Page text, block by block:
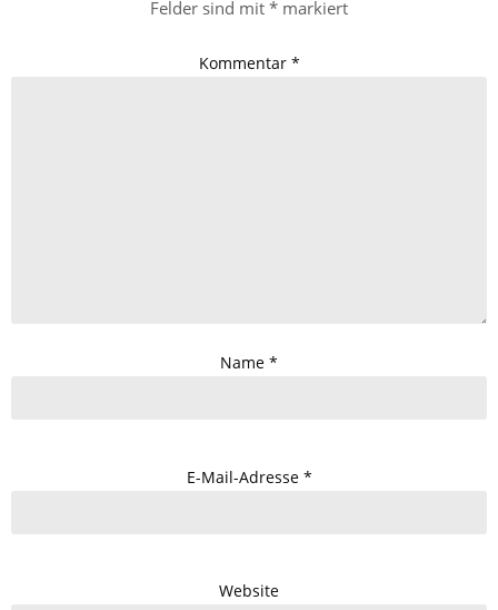
Felder sind mit * markiert
Kommentar *
Name *
E-Mail-Adresse *
Website